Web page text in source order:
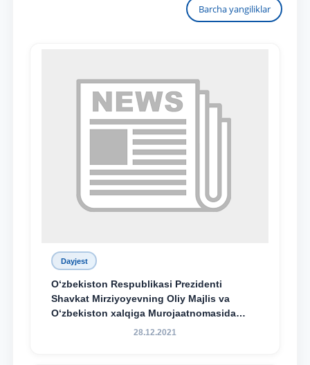
Barcha yangiliklar
Dayjest
O‘zbekiston Respublikasi Prezidenti
Shavkat Mirziyoyevning Oliy Majlis va
O‘zbekiston xalqiga Murojaatnomasida
belgilangan vazifalar mazmun-mohiyatini
28.12.2021